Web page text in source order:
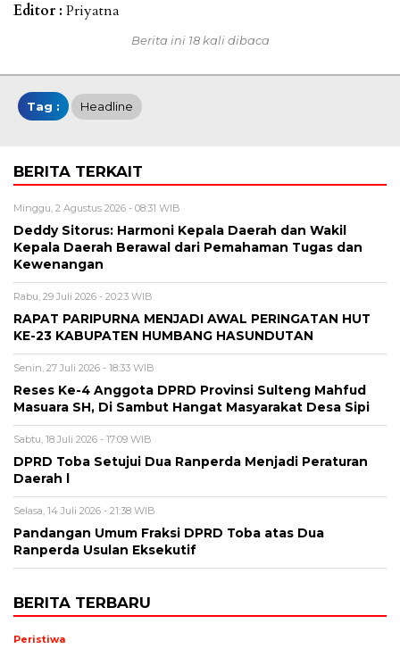
Editor : Priyatna
Berita ini 18 kali dibaca
Tag : Headline
BERITA TERKAIT
Minggu, 2 Agustus 2026 - 08:31 WIB
Deddy Sitorus: Harmoni Kepala Daerah dan Wakil
Kepala Daerah Berawal dari Pemahaman Tugas dan
Kewenangan
Rabu, 29 Juli 2026 - 20:23 WIB
RAPAT PARIPURNA MENJADI AWAL PERINGATAN HUT
KE-23 KABUPATEN HUMBANG HASUNDUTAN
Senin, 27 Juli 2026 - 18:33 WIB
Reses Ke-4 Anggota DPRD Provinsi Sulteng Mahfud
Masuara SH, Di Sambut Hangat Masyarakat Desa Sipi
Sabtu, 18 Juli 2026 - 17:09 WIB
DPRD Toba Setujui Dua Ranperda Menjadi Peraturan
Daerah l
Selasa, 14 Juli 2026 - 21:38 WIB
Pandangan Umum Fraksi DPRD Toba atas Dua
Ranperda Usulan Eksekutif
BERITA TERBARU
Peristiwa